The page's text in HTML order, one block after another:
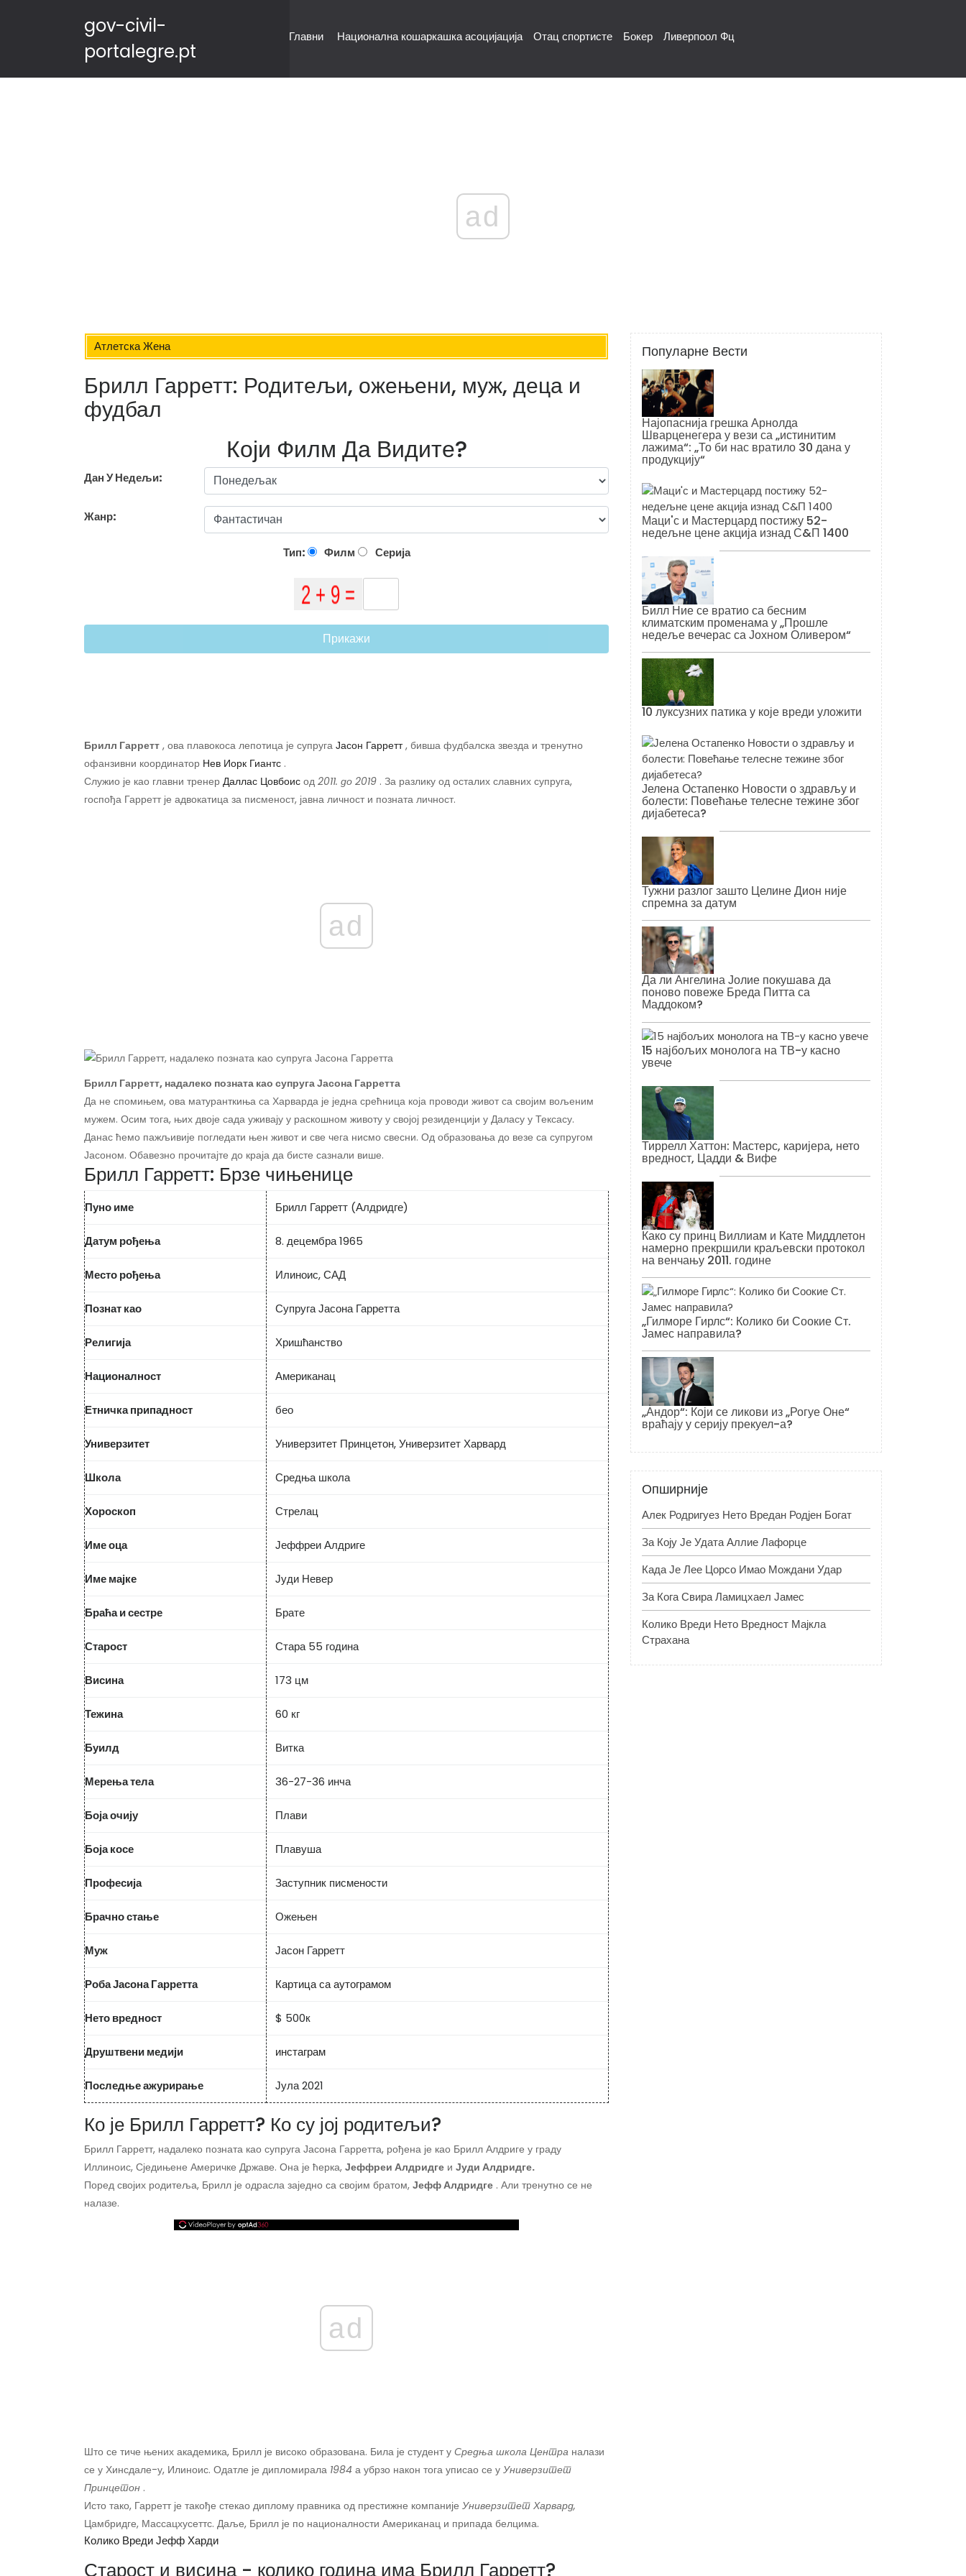
gov-civil-
portalegre.pt
Главни Национална кошаркашка асоцијација Отац спортисте Бокер Ливерпоол Фц
ad
Атлетска Жена
Брилл Гарретт: Родитељи, ожењени, муж, деца и
фудбал
Који Филм Да Видите?
Дан У Недељи:
Жанр:
Тип: Филм Серија
Прикажи
Брилл Гарретт , ова плавокоса лепотица је супруга Јасон Гарретт, бивша фудбалска звезда и тренутно
офанзивни координатор Нев Иорк Гиантс .
Служио је као главни тренер Даллас Цовбоис од 2011. до 2019 . За разлику од осталих славних супруга,
госпођа Гарретт је адвокатица за писменост, јавна личност и позната личност.
ad
Брилл Гарретт, надалеко позната као супруга Јасона Гарретта
Да не спомињем, ова матуранткиња са Харварда је једна срећница која проводи живот са својим вољеним
мужем. Осим тога, њих двоје сада уживају у раскошном животу у својој резиденцији у Даласу у Тексасу.
Данас ћемо пажљивије погледати њен живот и све чега нисмо свесни. Од образовања до везе са супругом
Јасоном. Обавезно прочитајте до краја да бисте сазнали више.
Брилл Гарретт: Брзе чињенице
Пуно име Брилл Гарретт (Алдридге)
Датум рођења 8. децембра 1965
Место рођења Илиноис, САД
Познат као Супруга Јасона Гарретта
Религија Хришћанство
Националност Американац
Етничка припадност бео
Универзитет Универзитет Принцетон, Универзитет Харвард
Школа Средња школа
Хороскоп Стрелац
Име оца Јеффреи Алдриге
Име мајке Јуди Невер
Браћа и сестре Брате
Старост Стара 55 година
Висина 173 цм
Тежина 60 кг
Буилд Витка
Мерења тела 36-27-36 инча
Боја очију Плави
Боја косе Плавуша
Професија Заступник писмености
Брачно стање Ожењен
Муж Јасон Гарретт
Роба Јасона Гарретта Картица са аутограмом
Нето вредност $ 500к
Друштвени медији инстаграм
Последње ажурирање Јула 2021
Ко је Брилл Гарретт? Ко су јој родитељи?
Брилл Гарретт, надалеко позната као супруга Јасона Гарретта, рођена је као Брилл Алдриге у граду
Иллиноис, Сједињене Америчке Државе. Она је ћерка, Јеффреи Алдридге и Јуди Алдридге.
Поред својих родитеља, Брилл је одрасла заједно са својим братом, Јефф Алдридге . Али тренутно се не
налазе.
ad
Што се тиче њених академика, Брилл је високо образована. Била је студент у Средња школа Центра налази
се у Хинсдале-у, Илиноис. Одатле је дипломирала 1984 а убрзо након тога уписао се у Универзитет
Принцетон .
Исто тако, Гарретт је такође стекао диплому правника од престижне компаније Универзитет Харвард,
Цамбридге, Массацхусеттс. Даље, Брилл је по националности Американац и припада белцима.
Колико Вреди Јефф Харди
Старост и висина - колико година има Брилл Гарретт?
Популарне Вести
Најопаснија грешка Арнолда
Шварценегера у вези са „истинитим
лажима“: „То би нас вратило 30 дана у
продукцију“
Маци'с и Мастерцард постижу 52-
недељне цене акција изнад С&П 1400
Билл Ние се вратио са бесним
климатским променама у „Прошле
недеље вечерас са Јохном Оливером“
10 луксузних патика у које вреди уложити
Јелена Остапенко Новости о здрављу и
болести: Повећање телесне тежине због
дијабетеса?
Тужни разлог зашто Целине Дион није
спремна за датум
Да ли Ангелина Јолие покушава да
поново повеже Бреда Питта са
Маддоком?
15 најбољих монолога на ТВ-у касно
увече
Тиррелл Хаттон: Мастерс, каријера, нето
вредност, Цадди & Вифе
Како су принц Виллиам и Кате Миддлетон
намерно прекршили краљевски протокол
на венчању 2011. године
„Гилморе Гирлс“: Колико би Соокие Ст.
Јамес направила?
„Андор“: Који се ликови из „Рогуе Оне“
враћају у серију прекуел-а?
Опширније
Алек Родригуез Нето Вредан Родјен Богат
За Коју Је Удата Аллие Лафорце
Када Је Лее Цорсо Имао Мождани Удар
За Кога Свира Ламицхаел Јамес
Колико Вреди Нето Вредност Мајкла
Страхана